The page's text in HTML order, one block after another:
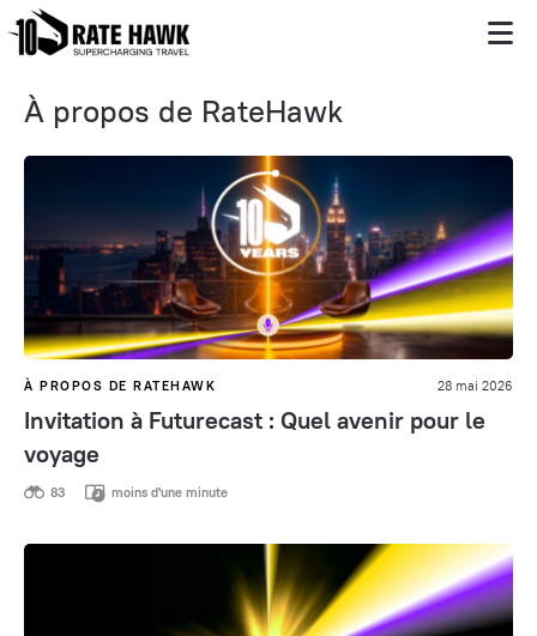
À propos de RateHawk
À PROPOS DE RATEHAWK 28 mai 2026
Invitation à Futurecast : Quel avenir pour le
voyage
83 moins d'une minute